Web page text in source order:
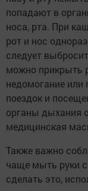
попадают в
носа, рта. При
рот и нос
следует
можно прикрыть
недомогание или
поездок и
органы дыхания
медицинская
Также важно
чаще мыть руки
сделать это,